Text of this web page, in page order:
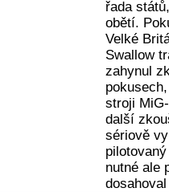
řada
obětí.
Velké
Swallow
zahynul
stroji
další
sériově
nutné ale